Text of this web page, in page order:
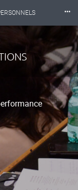
BIBLIOTHÈQUES
⸱⸱⸱